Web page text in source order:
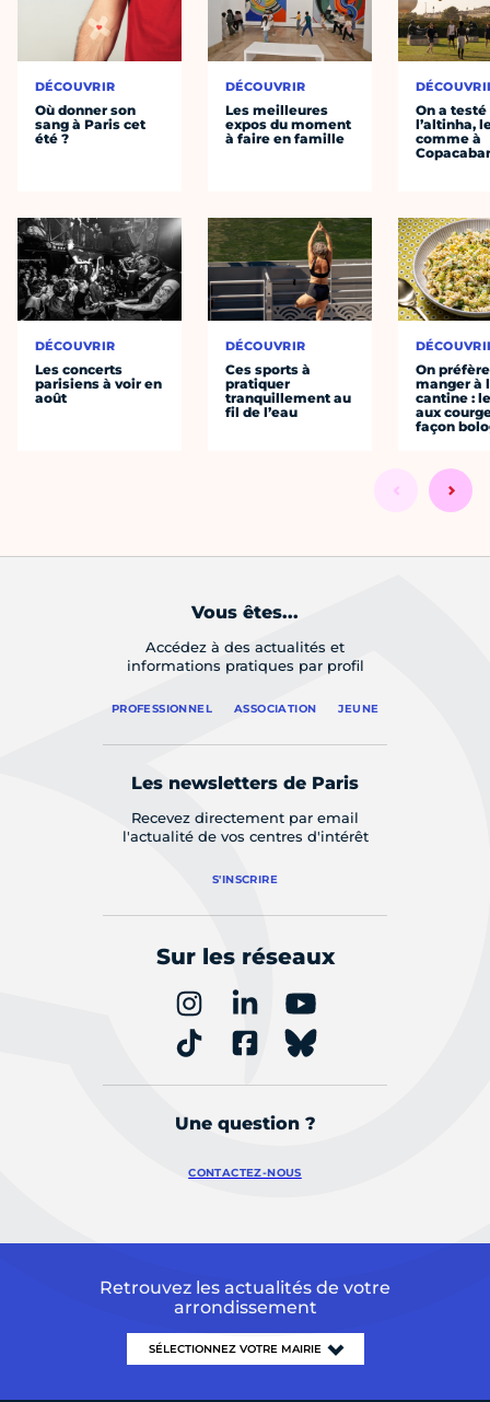
DÉCOUVRIR
Où donner son
sang à Paris cet
été ?
DÉCOUVRIR
Les concerts
parisiens à voir en
août
DÉCOUVRIR
Les meilleures
expos du moment
à faire en famille
DÉCOUVRIR
Ces sports à
pratiquer
tranquillement au
fil de l’eau
On a testé
l’altinha,
comme à
On préfère
manger à
cantine :
aux
façon
Vous êtes...
Accédez à des actualités et
informations pratiques par profil
PROFESSIONNEL ASSOCIATION JEUNE
Les newsletters de Paris
Recevez directement par email
l'actualité de vos centres d'intérêt
S'INSCRIRE
Sur les réseaux
Une question ?
CONTACTEZ-NOUS
Retrouvez les actualités de votre
arrondissement